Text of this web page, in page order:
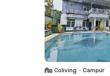
Coliving • Campur